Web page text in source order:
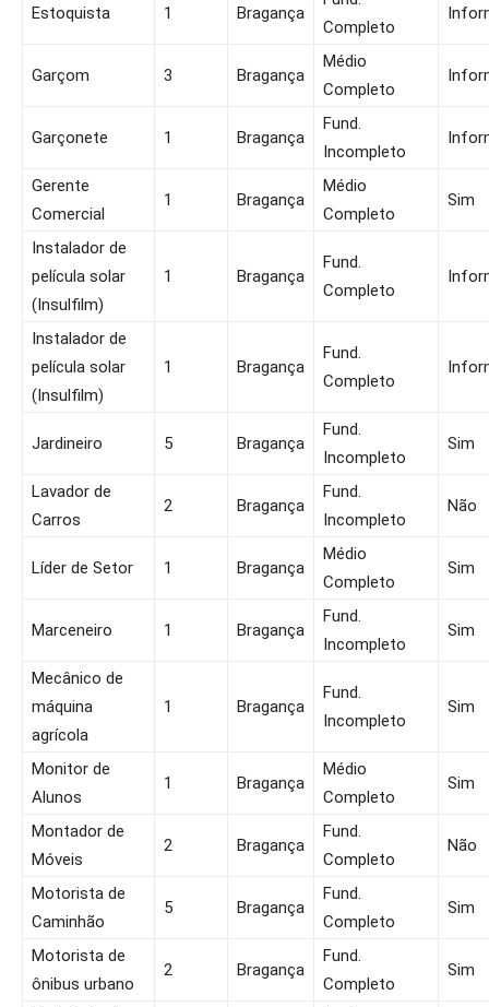
Estoquista 1 Bragança
Completo
Garçom 3 Bragança
Médio
Completo
Garçonete 1 Bragança
Fund.
Incompleto
Gerente
Comercial
1 Bragança
Médio
Completo
Sim
Instalador de
película solar
(Insulfilm)
1 Bragança
Fund.
Completo
Instalador de
película solar
(Insulfilm)
1 Bragança
Fund.
Completo
Jardineiro 5 Bragança
Fund.
Incompleto
Sim
Lavador de
Carros
2 Bragança
Fund.
Incompleto
Não
Líder de Setor 1 Bragança
Médio
Completo
Sim
Marceneiro 1 Bragança
Fund.
Incompleto
Sim
Mecânico de
máquina
agrícola
1 Bragança
Fund.
Incompleto
Sim
Monitor de
Alunos
1 Bragança
Médio
Completo
Sim
Montador de
Móveis
2 Bragança
Fund.
Completo
Não
Motorista de
Caminhão
5 Bragança
Fund.
Completo
Sim
Motorista de
ônibus urbano
2 Bragança
Fund.
Completo
Sim